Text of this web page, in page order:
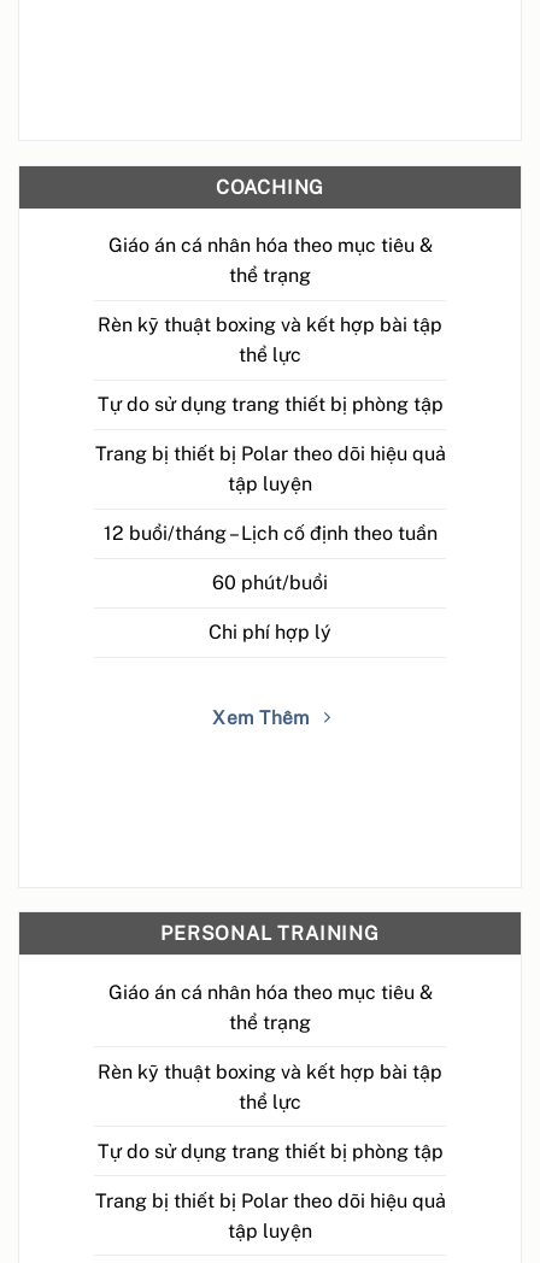
COACHING
Giáo án cá nhân hóa theo mục tiêu &
thể trạng
Rèn kỹ thuật boxing và kết hợp bài tập
thể lực
Tự do sử dụng trang thiết bị phòng tập
Trang bị thiết bị Polar theo dõi hiệu quả
tập luyện
12 buổi/tháng – Lịch cố định theo tuần
60 phút/buổi
Chi phí hợp lý
Xem Thêm
PERSONAL TRAINING
Giáo án cá nhân hóa theo mục tiêu &
thể trạng
Rèn kỹ thuật boxing và kết hợp bài tập
thể lực
Tự do sử dụng trang thiết bị phòng tập
Trang bị thiết bị Polar theo dõi hiệu quả
tập luyện